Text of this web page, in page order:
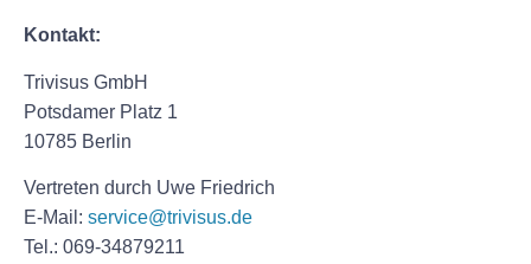
Kontakt:
Trivisus GmbH
Potsdamer Platz 1
10785 Berlin
Vertreten durch Uwe Friedrich
E-Mail: service@trivisus.de
Tel.: 069-34879211